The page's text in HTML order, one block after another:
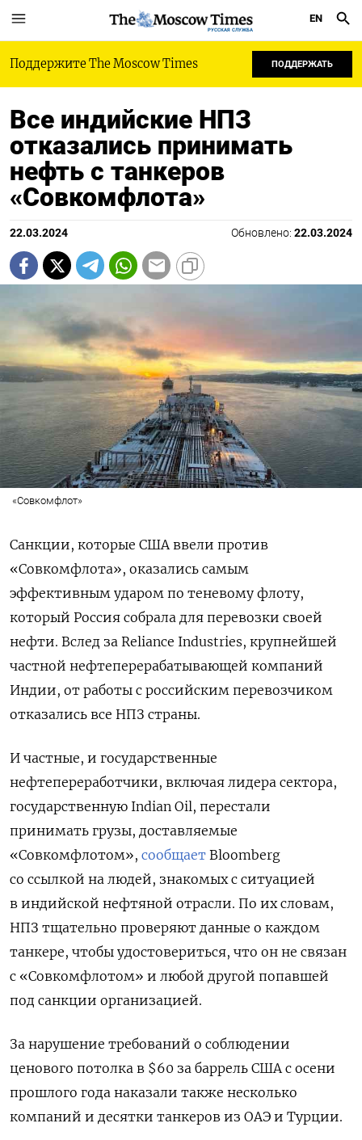
РУССКАЯ СЛУЖБА
EN
Поддержите The Moscow Times ПОДДЕРЖАТЬ
Все индийские НПЗ
отказались принимать
нефть с танкеров
«Совкомфлота»
22.03.2024 Обновлено: 22.03.2024
«Совкомфлот»
Санкции, которые США ввели против
«Совкомфлота», оказались самым
эффективным ударом по теневому флоту,
который Россия собрала для перевозки своей
нефти. Вслед за Reliance Industries, крупнейшей
частной нефтеперерабатывающей компаний
Индии, от работы с российским перевозчиком
отказались все НПЗ страны.
И частные, и государственные
нефтепереработчики, включая лидера сектора,
государственную Indian Oil, перестали
принимать грузы, доставляемые
«Совкомфлотом», сообщает Bloomberg
со ссылкой на людей, знакомых с ситуацией
в индийской нефтяной отрасли. По их словам,
НПЗ тщательно проверяют данные о каждом
танкере, чтобы удостовериться, что он не связан
с «Совкомфлотом» и любой другой попавшей
под санкции организацией.
За нарушение требований о соблюдении
ценового потолка в $60 за баррель США с осени
прошлого года наказали также несколько
компаний и десятки танкеров из ОАЭ и Турции.